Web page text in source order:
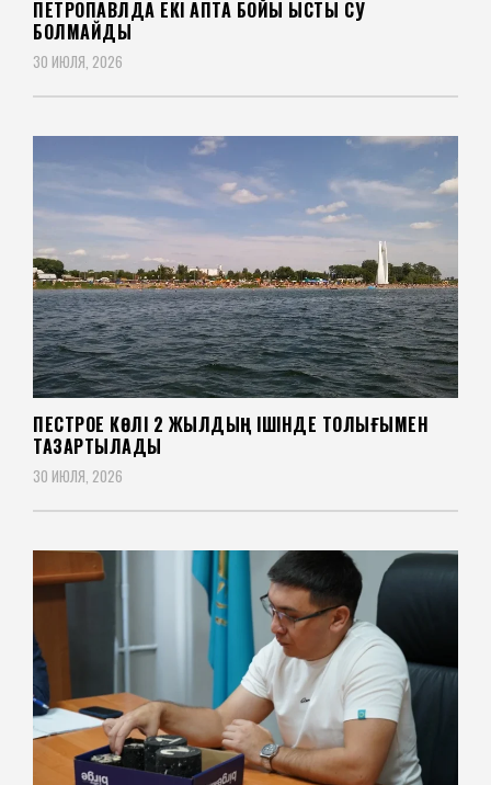
ПЕТРОПАВЛДА ЕКІ АПТА БОЙЫ ЫСТЫҚ СУ
БОЛМАЙДЫ
30 ИЮЛЯ, 2026
ПЕСТРОЕ КӨЛІ 2 ЖЫЛДЫҢ ІШІНДЕ ТОЛЫҒЫМЕН
ТАЗАРТЫЛАДЫ
30 ИЮЛЯ, 2026